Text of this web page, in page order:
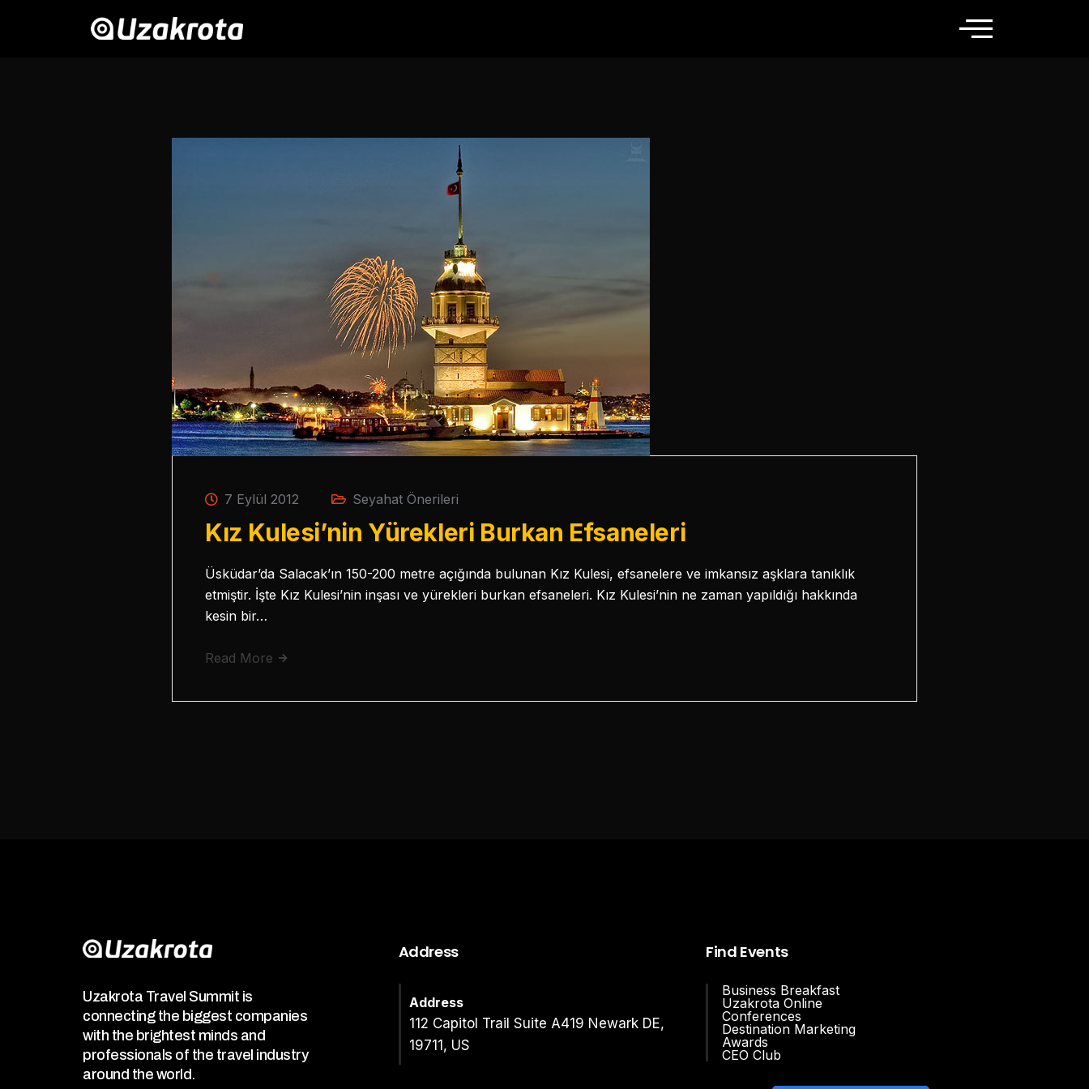
7 Eylül 2012 Seyahat Önerileri
Kız Kulesi’nin Yürekleri Burkan Efsaneleri
Üsküdar’da Salacak’ın 150-200 metre açığında bulunan Kız Kulesi, efsanelere ve imkansız aşklara tanıklık
etmiştir. İşte Kız Kulesi’nin inşası ve yürekleri burkan efsaneleri. Kız Kulesi’nin ne zaman yapıldığı hakkında
kesin bir…
Read More
Uzakrota Travel Summit is
connecting the biggest companies
with the brightest minds and
professionals of the travel industry
around the world.
Address
Address
112 Capitol Trail Suite A419 Newark DE,
19711, US
Find Events
Business Breakfast
Uzakrota Online
Conferences
Destination Marketing
Awards
CEO Club